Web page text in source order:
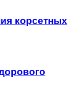
корсетных